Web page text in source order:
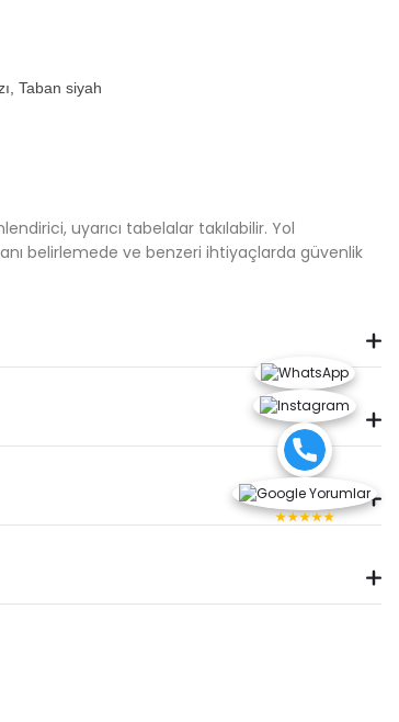
Taban siyah
uyarıcı tabelalar takılabilir. Yol
belirlemede ve benzeri ihtiyaçlarda güvenlik
★★★★★